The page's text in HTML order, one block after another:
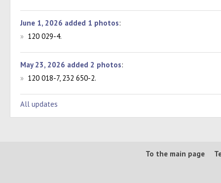
June 1, 2026 added 1 photos:
» 120 029-4.
May 23, 2026 added 2 photos:
» 120 018-7, 232 650-2.
All updates
To the main page